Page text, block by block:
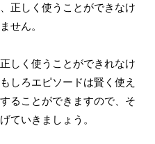
正しく使うことができなけ
せん。
しく使うことができれなけ
しろエピソードは賢く使え
ることができますので、そ
ていきましょう。